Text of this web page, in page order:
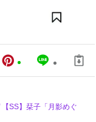
SS】栞子「月影めぐ